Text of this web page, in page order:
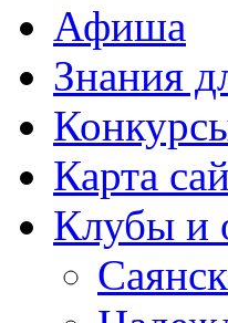
Афиша
Знания
Карта
Клубы и